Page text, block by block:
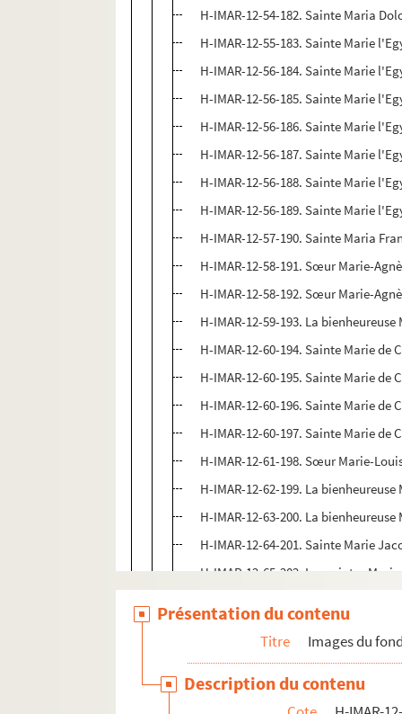
H-IMAR-12-54-182. Sainte Maria
H-IMAR-12-55-183. Sainte Marie
H-IMAR-12-56-184. Sainte Marie
H-IMAR-12-56-185. Sainte Marie
H-IMAR-12-56-186. Sainte Marie
H-IMAR-12-56-187. Sainte Marie
H-IMAR-12-56-188. Sainte Marie
H-IMAR-12-56-189. Sainte Marie
H-IMAR-12-57-190. Sainte Maria
H-IMAR-12-58-191. Sœur Marie-
H-IMAR-12-58-192. Sœur Marie-
H-IMAR-12-59-193. La
H-IMAR-12-60-194. Sainte Marie de
H-IMAR-12-60-195. Sainte Marie de
H-IMAR-12-60-196. Sainte Marie de
H-IMAR-12-60-197. Sainte Marie de
H-IMAR-12-61-198. Sœur Marie-
H-IMAR-12-62-199. La
H-IMAR-12-63-200. La
H-IMAR-12-64-201. Sainte Marie
H-IMAR-12-65-202. Les saintes
H-IMAR-12-66-206. Maria Jacobé et
Présentation du contenu
Titre Images du
Description du contenu